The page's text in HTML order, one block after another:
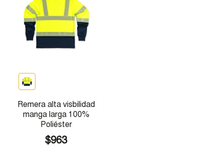
Remera alta visbilidad
manga larga 100%
Poliéster
$963